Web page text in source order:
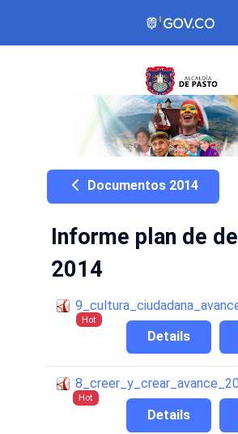
Documentos 2014
Informe plan de
2014
Hot
Details
Hot
Details